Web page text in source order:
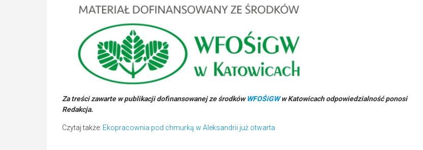
Za treści zawarte w publikacji dofinansowanej ze środkówWFOŚiGWw Katowicach odpowiedzialność ponosi
Redakcja.
Czytaj także: Ekopracownia pod chmurką w Aleksandrii już otwarta